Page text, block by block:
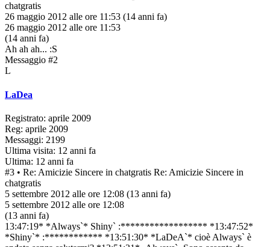
chatgratis
26 maggio 2012 alle ore 11:53 (14 anni fa)
26 maggio 2012 alle ore 11:53
(14 anni fa)
Ah ah ah... :S
Messaggio #2
L
LaDea
Registrato: aprile 2009
Reg: aprile 2009
Messaggi: 2199
Ultima visita: 12 anni fa
Ultima: 12 anni fa
#3 • Re: Amicizie Sincere in chatgratis Re: Amicizie Sincere in
chatgratis
5 settembre 2012 alle ore 12:08 (13 anni fa)
5 settembre 2012 alle ore 12:08
(13 anni fa)
13:47:19* *Always`* Shiny` :****************** *13:47:52*
*Shiny`* :************ *13:51:30* *LaDeA`* cioè Always` è